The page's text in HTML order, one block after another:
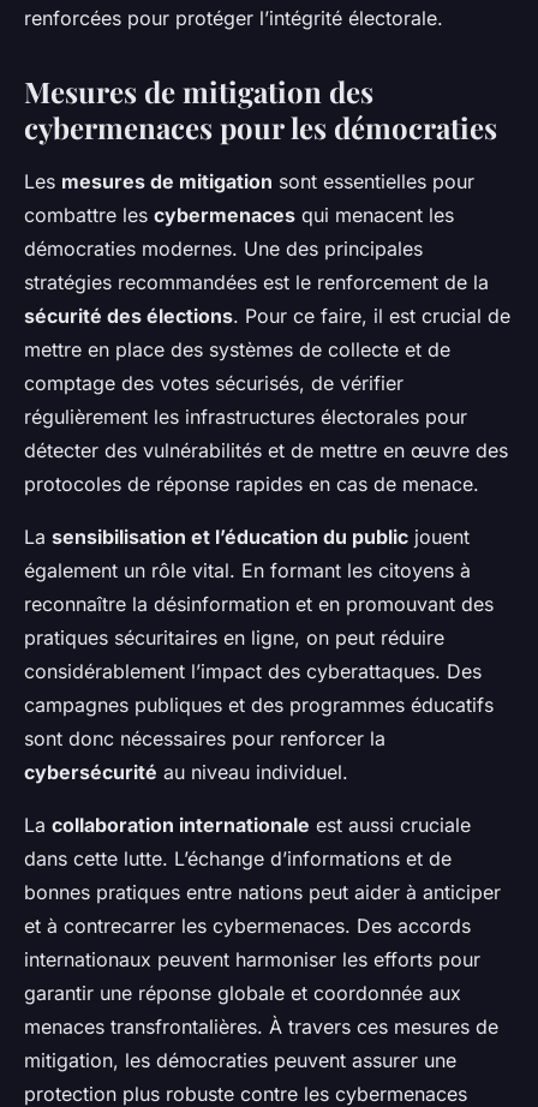
renforcées pour protéger l’intégrité électorale.
Mesures de mitigation des
cybermenaces pour les démocraties
Les mesures de mitigation sont essentielles pour
combattre les cybermenaces qui menacent les
démocraties modernes. Une des principales
stratégies recommandées est le renforcement de la
sécurité des élections. Pour ce faire, il est crucial de
mettre en place des systèmes de collecte et de
comptage des votes sécurisés, de vérifier
régulièrement les infrastructures électorales pour
détecter des vulnérabilités et de mettre en œuvre des
protocoles de réponse rapides en cas de menace.
La sensibilisation et l’éducation du public jouent
également un rôle vital. En formant les citoyens à
reconnaître la désinformation et en promouvant des
pratiques sécuritaires en ligne, on peut réduire
considérablement l’impact des cyberattaques. Des
campagnes publiques et des programmes éducatifs
sont donc nécessaires pour renforcer la
cybersécurité au niveau individuel.
La collaboration internationale est aussi cruciale
dans cette lutte. L’échange d’informations et de
bonnes pratiques entre nations peut aider à anticiper
et à contrecarrer les cybermenaces. Des accords
internationaux peuvent harmoniser les efforts pour
garantir une réponse globale et coordonnée aux
menaces transfrontalières. À travers ces mesures de
mitigation, les démocraties peuvent assurer une
protection plus robuste contre les cybermenaces